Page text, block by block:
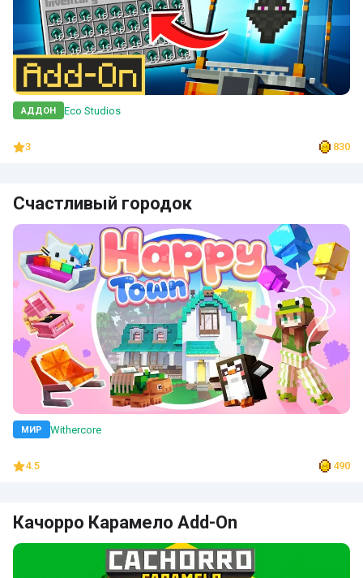
АДДОН Eco Studios
3 830
Счастливый городок
МИР Withercore
4.5 490
Качорро Карамело Add-On